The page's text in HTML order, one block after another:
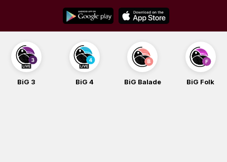
content
BiG 3 BiG 4 BiG Balade BiG Folk